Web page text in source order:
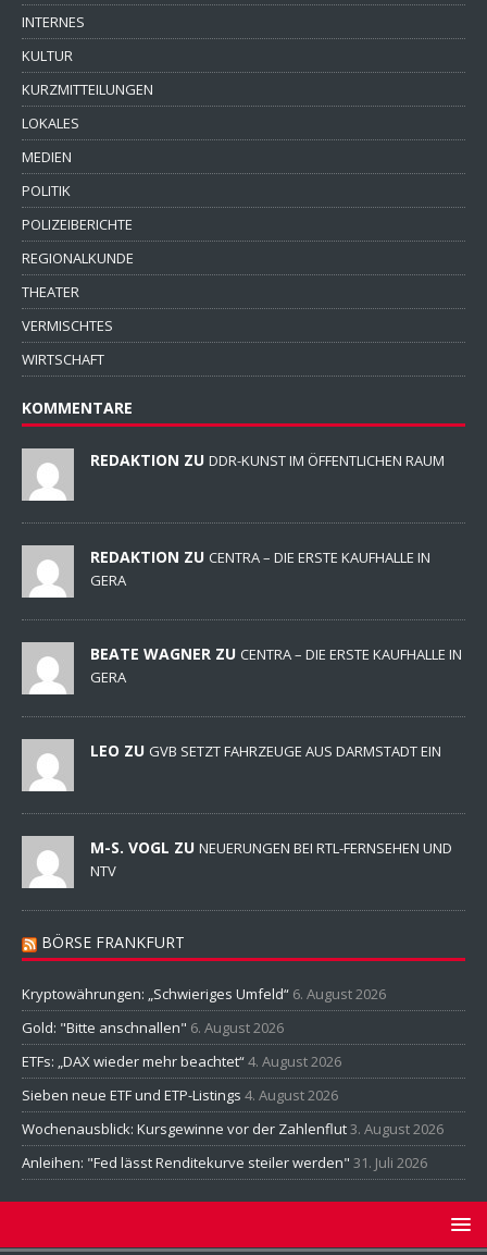
INTERNES
KULTUR
KURZMITTEILUNGEN
LOKALES
MEDIEN
POLITIK
POLIZEIBERICHTE
REGIONALKUNDE
THEATER
VERMISCHTES
WIRTSCHAFT
KOMMENTARE
REDAKTION ZU DDR-KUNST IM ÖFFENTLICHEN RAUM
REDAKTION ZU CENTRA – DIE ERSTE KAUFHALLE IN
GERA
BEATE WAGNER ZU CENTRA – DIE ERSTE KAUFHALLE IN
GERA
LEO ZU GVB SETZT FAHRZEUGE AUS DARMSTADT EIN
M-S. VOGL ZU NEUERUNGEN BEI RTL-FERNSEHEN UND
NTV
BÖRSE FRANKFURT
Kryptowährungen: „Schwieriges Umfeld“ 6. August 2026
Gold: "Bitte anschnallen" 6. August 2026
ETFs: „DAX wieder mehr beachtet“4. August 2026
Sieben neue ETF und ETP-Listings 4. August 2026
Wochenausblick: Kursgewinne vor der Zahlenflut3. August 2026
Anleihen: "Fed lässt Renditekurve steiler werden" 31. Juli 2026